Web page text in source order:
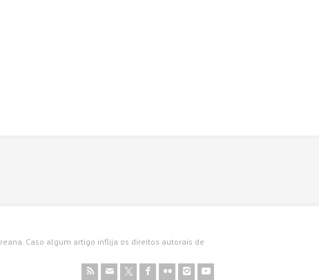
Caso algum artigo inflija os direitos autorais de